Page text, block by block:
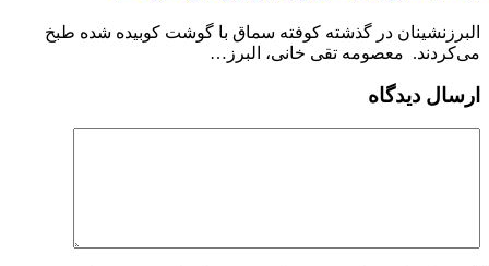
البرزنشینان در گذشته کوفته سماق با گوشت کوبیده شده طبخ
می‌کردند. معصومه تقی خانی، البرز…
ارسال دیدگاه